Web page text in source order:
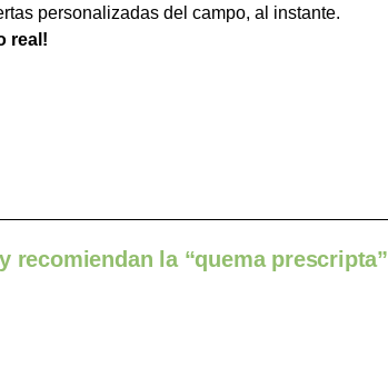
personalizadas del campo, al instante.
real!
recomiendan la “quema prescripta”